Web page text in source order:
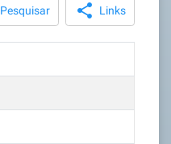
Pesquisar share Links